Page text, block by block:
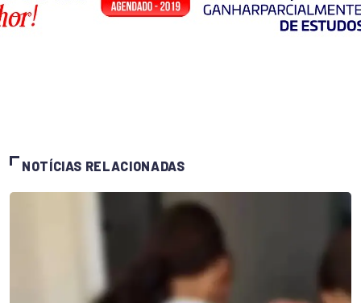
NOTÍCIAS RELACIONADAS